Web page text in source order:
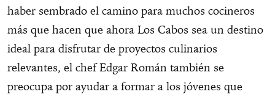
haber sembrado el camino para muchos cocineros
más que hacen que ahora Los Cabos sea un destino
ideal para disfrutar de proyectos culinarios
relevantes, el chef Edgar Román también se
preocupa por ayudar a formar a los jóvenes que